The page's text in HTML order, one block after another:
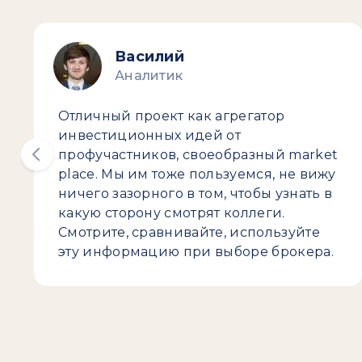
Василий
Аналитик
Отличный проект как агрегатор
инвестиционных идей от
профучастников, своеобразный market
place. Мы им тоже пользуемся, не вижу
ничего зазорного в том, чтобы узнать в
какую сторону смотрят коллеги.
Смотрите, сравнивайте, используйте
эту информацию при выборе брокера.